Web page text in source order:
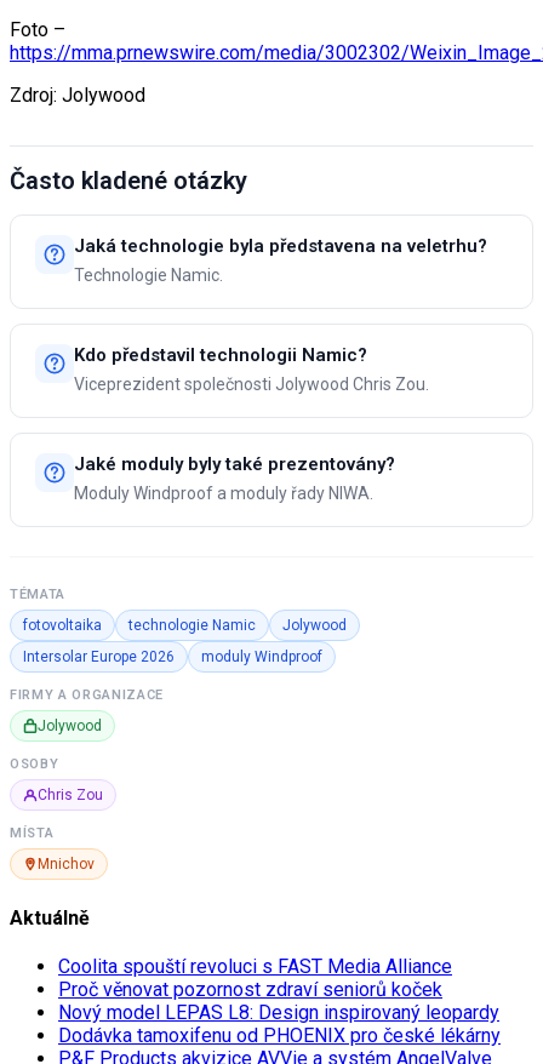
Foto –
https://mma.prnewswire.com/media/3002302/
Zdroj: Jolywood
Často kladené otázky
Jaká technologie byla představena na veletrhu?
Technologie Namic.
Kdo představil technologii Namic?
Viceprezident společnosti Jolywood Chris Zou.
Jaké moduly byly také prezentovány?
Moduly Windproof a moduly řady NIWA.
TÉMATA
fotovoltaika technologie Namic
Jolywood
Intersolar Europe 2026
moduly Windproof
FIRMY A ORGANIZACE
Jolywood
OSOBY
Chris Zou
MÍSTA
Mnichov
Aktuálně
Coolita spouští revoluci s FAST Media Alliance
Proč věnovat pozornost zdraví seniorů koček
Nový model LEPAS L8: Design inspirovaný leopardy
Dodávka tamoxifenu od PHOENIX pro české lékárny
P&F Products akvizice AVVie a systém AngelValve